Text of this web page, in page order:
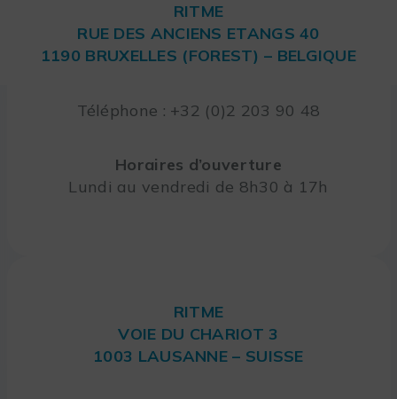
RITME
RUE DES ANCIENS ETANGS 40
1190 BRUXELLES (FOREST) – BELGIQUE
Téléphone : +32 (0)2 203 90 48
Horaires d’ouverture
Lundi au vendredi de 8h30 à 17h
RITME
VOIE DU CHARIOT 3
1003 LAUSANNE – SUISSE